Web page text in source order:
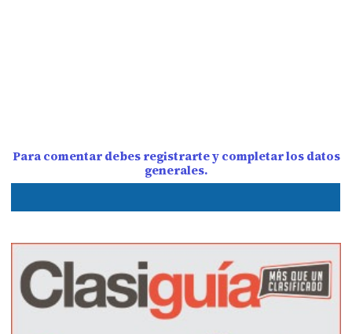
Para comentar debes registrarte y completar los datos
generales.